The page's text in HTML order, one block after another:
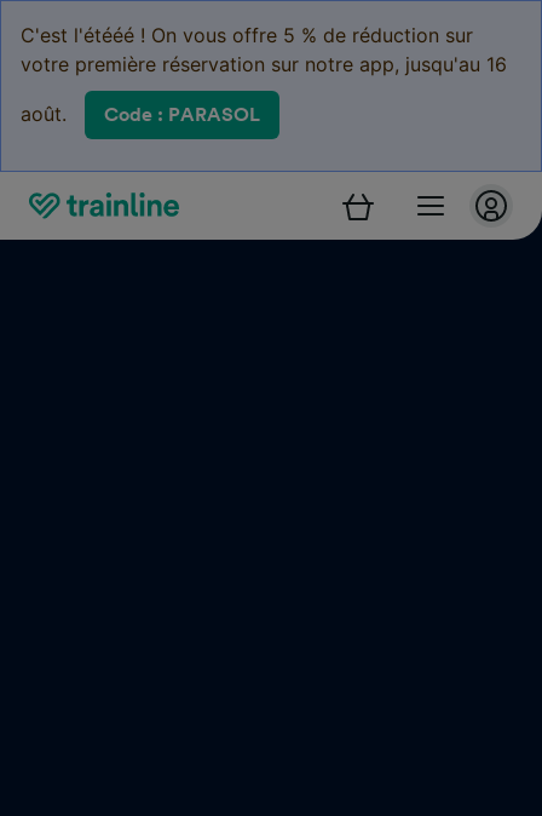
C'est l'étééé ! On vous offre 5 % de réduction sur
votre première réservation sur notre app, jusqu'au 16
août. Code : PARASOL